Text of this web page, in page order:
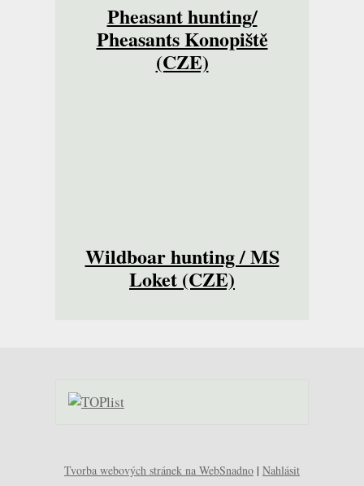
Pheasant hunting/
Pheasants Konopiště
(CZE)
Wildboar hunting / MS
Loket (CZE)
Tvorba webových stránek na WebSnadno | Nahlásit